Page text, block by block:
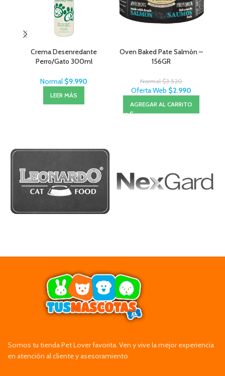
Crema Desenredante
Perro/Gato 300ml
Normal $9.990
LEER MÁS
Oven Baked Pate Salmón –
156GR
Normal$3.520
Oferta Web $2.990
AGREGAR AL CARRITO
Somos tu tienda Pet Lover favorita. Ven y vive la mejor experiencia
en atención al cliente y asesoramiento